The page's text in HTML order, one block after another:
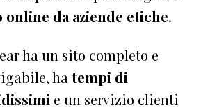
da aziende etiche.
ha un sito completo e
ha tempi di
e un servizio clienti